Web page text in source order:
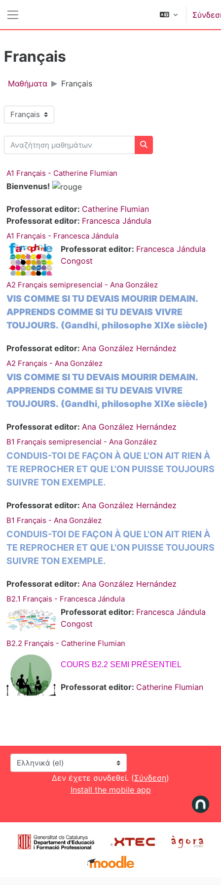
Français
Μαθήματα Français
Κατηγορίες μαθημάτων
Αναζήτηση μαθημάτων
Αναζήτηση
A1 Français - Catherine Flumian
Bienvenus!
Professorat editor: Catherine Flumian
Professorat editor: Francesca Jándula
A1 Français - Francesca Jándula
Professorat editor: Francesca Jándula
Congost
A2 Français semipresencial - Ana González
VIS COMME SI TU DEVAIS MOURIR DEMAIN.
APPRENDS COMME SI TU DEVAIS VIVRE
TOUJOURS. (Gandhi, philosophe XIXe siècle)
Professorat editor: Ana González Hernández
A2 Français - Ana González
VIS COMME SI TU DEVAIS MOURIR DEMAIN.
APPRENDS COMME SI TU DEVAIS VIVRE
TOUJOURS. (Gandhi, philosophe XIXe siècle)
Professorat editor: Ana González Hernández
B1 Français semipresencial - Ana González
CONDUIS-TOI DE FAÇON À QUE L'ON AIT RIEN À
TE REPROCHER ET QUE L'ON PUISSE TOUJOURS
SUIVRE TON EXEMPLE.
Professorat editor: Ana González Hernández
B1 Français - Ana González
CONDUIS-TOI DE FAÇON À QUE L'ON AIT RIEN À
TE REPROCHER ET QUE L'ON PUISSE TOUJOURS
SUIVRE TON EXEMPLE.
Professorat editor: Ana González Hernández
B2.1 Français - Francesca Jándula
Professorat editor: Francesca Jándula
Congost
B2.2 Français - Catherine Flumian
COURS B2.2 SEMI PRÉSENTIEL
Professorat editor: Catherine Flumian
Γλώσσα
Δεν έχετε συνδεθεί. (Σύνδεση)
Install the mobile app